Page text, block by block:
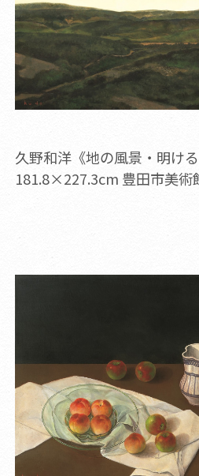
久野和洋《地の風景・明け
181.8×227.3cm 豊田市美術